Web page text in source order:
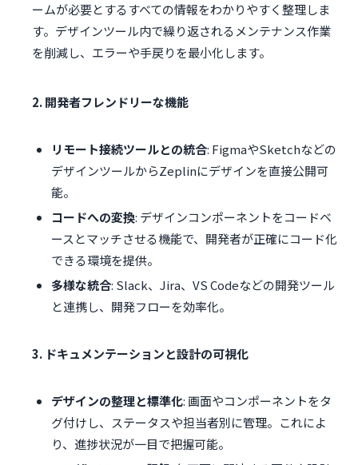
ームが必要とするすべての情報をわかりやすく整理しま
す。デザインツール内で繰り返されるメンテナンス作業
を削減し、エラーや手戻りを最小化します。
2. 開発者フレンドリーな機能
リモート接続ツールとの統合: FigmaやSketchなどの
デザインツールからZeplinにデザインを直接公開可
能。
コードへの変換: デザインコンポーネントをコードベ
ースとマッチさせる機能で、開発者が正確にコード化
できる環境を提供。
多様な統合: Slack、Jira、VS Codeなどの開発ツール
と連携し、開発フローを効率化。
3. ドキュメンテーションと設計の可視化
デザインの整理と標準化: 画面やコンポーネントをタ
グ付けし、ステータスや担当者別に管理。これによ
り、進捗状況が一目で把握可能。